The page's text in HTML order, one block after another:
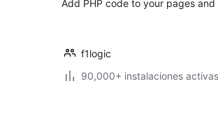
Add PHP code to your pages
f1logic
90,000+ instalaciones activas